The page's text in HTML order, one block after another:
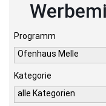
Programm
Ofenhaus Melle
Kategorie
alle Kategorien